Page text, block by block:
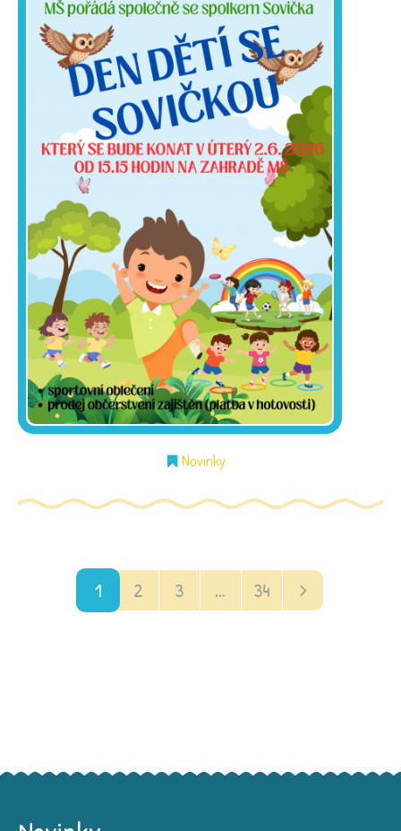
Novinky
1 2 3 … 34